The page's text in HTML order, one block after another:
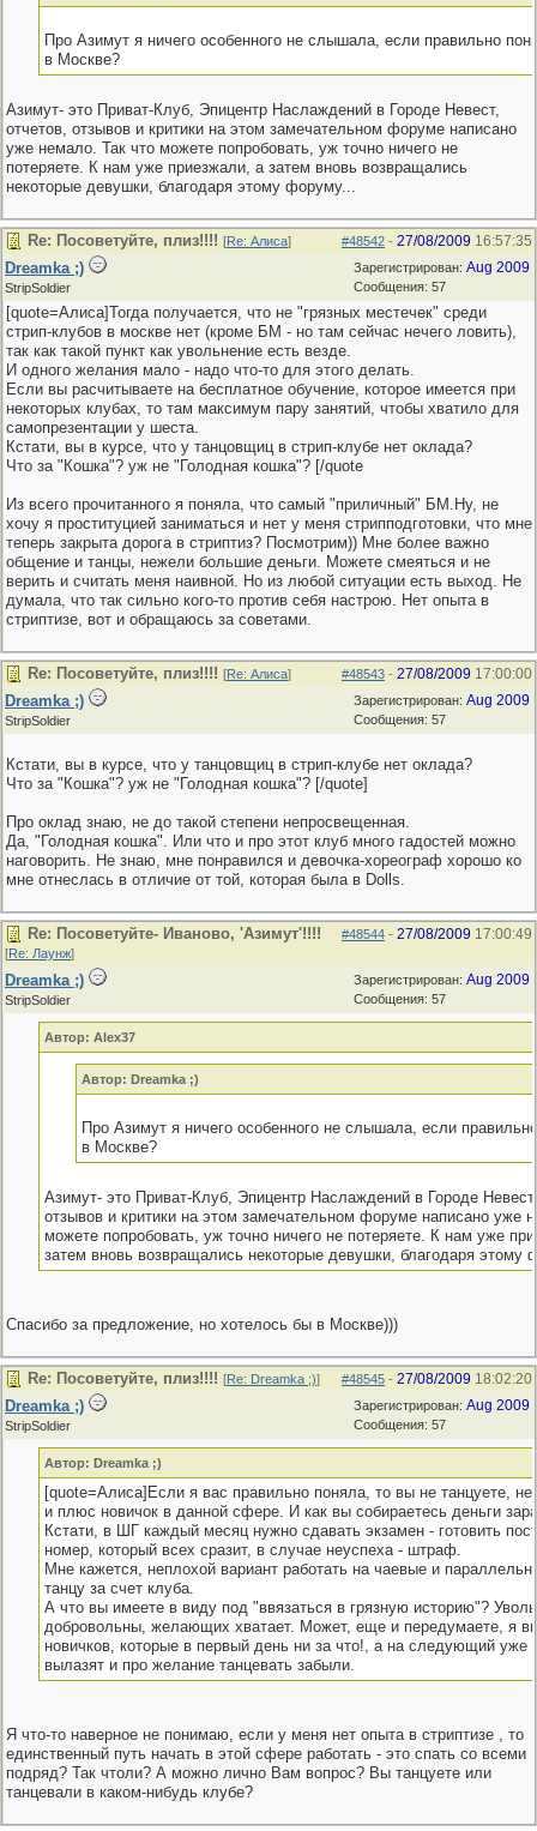
Про Азимут я ничего особенного не слышала, если правильно
в Москве?
Азимут- это Приват-Клуб, Эпицентр Наслаждений в Городе Невест,
отчетов, отзывов и критики на этом замечательном форуме написано
уже немало. Так что можете попробовать, уж точно ничего не
потеряете. К нам уже приезжали, а затем вновь возвращались
некоторые девушки, благодаря этому форуму...
#48542 - 27/08/2009 16:57:35
Re: Посоветуйте, плиз!!!! [Re: Алиса]
Зарегистрирован: Aug 2009
Сообщения: 57
Dreamka ;)
StripSoldier
[quote=Алиса]Тогда получается, что не "грязных местечек" среди
стрип-клубов в москве нет (кроме БМ - но там сейчас нечего ловить),
так как такой пункт как увольнение есть везде.
И одного желания мало - надо что-то для этого делать.
Если вы расчитываете на бесплатное обучение, которое имеется при
некоторых клубах, то там максимум пару занятий, чтобы хватило для
самопрезентации у шеста.
Кстати, вы в курсе, что у танцовщиц в стрип-клубе нет оклада?
Что за "Кошка"? уж не "Голодная кошка"? [/quote
Из всего прочитанного я поняла, что самый "приличный" БМ.Ну, не
хочу я проституцией заниматься и нет у меня стрипподготовки, что мне
теперь закрыта дорога в стриптиз? Посмотрим)) Мне более важно
общение и танцы, нежели большие деньги. Можете смеяться и не
верить и считать меня наивной. Но из любой ситуации есть выход. Не
думала, что так сильно кого-то против себя настрою. Нет опыта в
стриптизе, вот и обращаюсь за советами.
#48543 - 27/08/2009 17:00:00
Re: Посоветуйте, плиз!!!! [Re: Алиса]
Зарегистрирован: Aug 2009
Сообщения: 57
Dreamka ;)
StripSoldier
Кстати, вы в курсе, что у танцовщиц в стрип-клубе нет оклада?
Что за "Кошка"? уж не "Голодная кошка"? [/quote]
Про оклад знаю, не до такой степени непросвещенная.
Да, "Голодная кошка". Или что и про этот клуб много гадостей можно
наговорить. Не знаю, мне понравился и девочка-хореограф хорошо ко
мне отнеслась в отличие от той, которая была в Dolls.
#48544 - 27/08/2009 17:00:49
Re: Посоветуйте- Иваново, 'Азимут'!!!!
[Re: Лаунж]
Зарегистрирован: Aug 2009
Сообщения: 57
Dreamka ;)
StripSoldier
Автор: Alex37
Автор: Dreamka ;)
Про Азимут я ничего особенного не слышала, если
в Москве?
Азимут- это Приват-Клуб, Эпицентр Наслаждений в Городе
отзывов и критики на этом замечательном форуме написано уже
можете попробовать, уж точно ничего не потеряете. К нам уже
затем вновь возвращались некоторые девушки, благодаря этому
Спасибо за предложение, но хотелось бы в Москве)))
#48545 - 27/08/2009 18:02:20
Re: Посоветуйте, плиз!!!! [Re: Dreamka ;)]
Зарегистрирован: Aug 2009
Сообщения: 57
Dreamka ;)
StripSoldier
Автор: Dreamka ;)
[quote=Алиса]Если я вас правильно поняла, то вы не танцуете, не
и плюс новичок в данной сфере. И как вы собираетесь деньги
Кстати, в ШГ каждый месяц нужно сдавать экзамен - готовить
номер, который всех сразит, в случае неуспеха - штраф.
Мне кажется, неплохой вариант работать на чаевые и
танцу за счет клуба.
А что вы имеете в виду под "ввязаться в грязную историю"?
добровольны, желающих хватает. Может, еще и передумаете, я
новичков, которые в первый день ни за что!, а на следующий уже
вылазят и про желание танцевать забыли.
Я что-то наверное не понимаю, если у меня нет опыта в стриптизе , то
единственный путь начать в этой сфере работать - это спать со всеми
подряд? Так чтоли? А можно лично Вам вопрос? Вы танцуете или
танцевали в каком-нибудь клубе?